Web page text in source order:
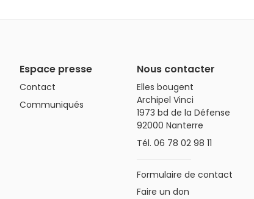
Espace presse
Contact
Communiqués
Nous contacter
Elles bougent
Archipel Vinci
1973 bd de la Défense
92000 Nanterre
Tél.06 78 02 98 11
Formulaire de contact
Faire un don